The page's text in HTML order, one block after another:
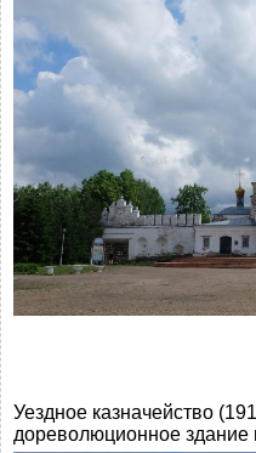
Уездное казначейство
дореволюционное здание